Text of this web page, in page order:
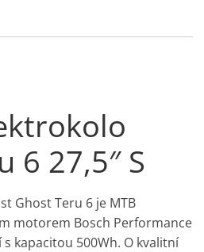
6 27,5″ S
Ghost Teru 6 je MTB
motorem Bosch Performance
kapacitou 500Wh. O kvalitní